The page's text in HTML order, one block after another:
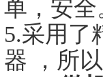
单，安全
5.采用了
器 ，所